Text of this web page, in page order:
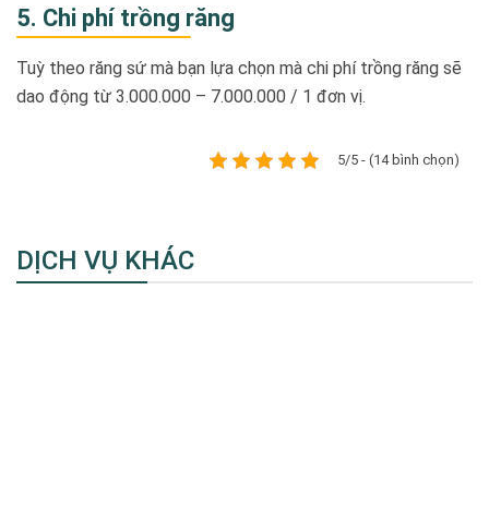
5. Chi phí trồng răng
Tuỳ theo răng sứ mà bạn lựa chọn mà chi phí trồng răng sẽ
dao động từ 3.000.000 – 7.000.000 / 1 đơn vị.
5/5 - (14 bình chọn)
DỊCH VỤ KHÁC